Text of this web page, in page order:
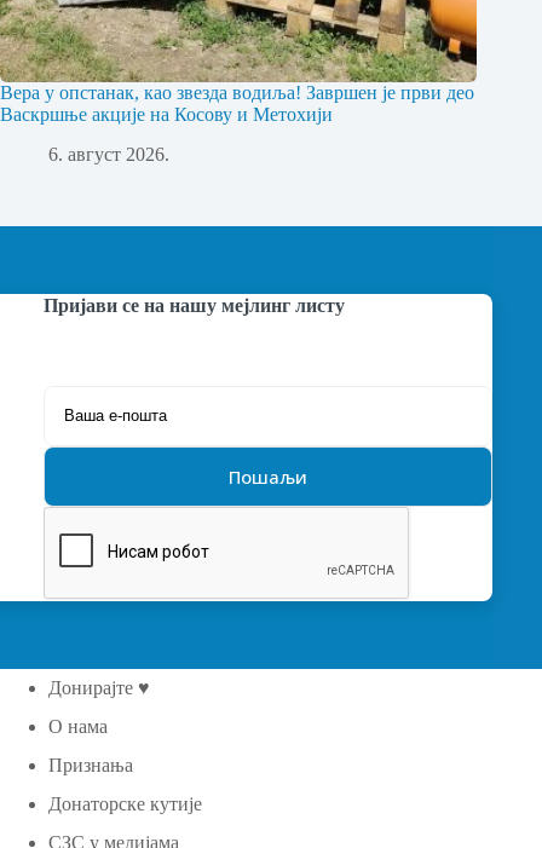
Вера у опстанак, као звезда водиља! Завршен је први део
Васкршње акције на Косову и Метохији
6. август 2026.
Пријави се на нашу мејлинг листу
Донирајте ♥
О нама
Признања
Донаторске кутије
СЗС у медијама